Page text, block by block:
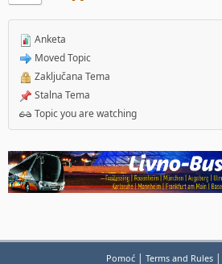
Anketa
Moved Topic
Zaključana Tema
Stalna Tema
Topic you are watching
Pomoć| Terms and Rules|